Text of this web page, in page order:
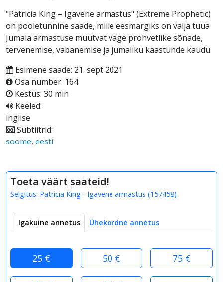
"Patricia King – Igavene armastus" (Extreme Prophetic)
on pooletunnine saade, mille eesmärgiks on välja tuua
Jumala armastuse muutvat väge prohvetlike sõnade,
tervenemise, vabanemise ja jumaliku kaastunde kaudu.
Esimene saade: 21. sept 2021
Osa number: 164
Kestus: 30 min
Keeled:
inglise
Subtiitrid:
soome, eesti
Toeta väärt saateid!
Selgitus: Patricia King - Igavene armastus (157458)
Igakuine annetus Ühekordne annetus
25 € 50 € 75 €